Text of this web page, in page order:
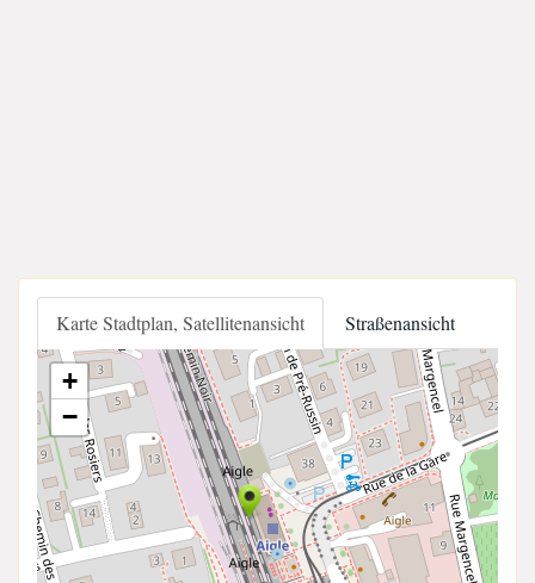
Karte Stadtplan, Satellitenansicht Straßenansicht
+
−